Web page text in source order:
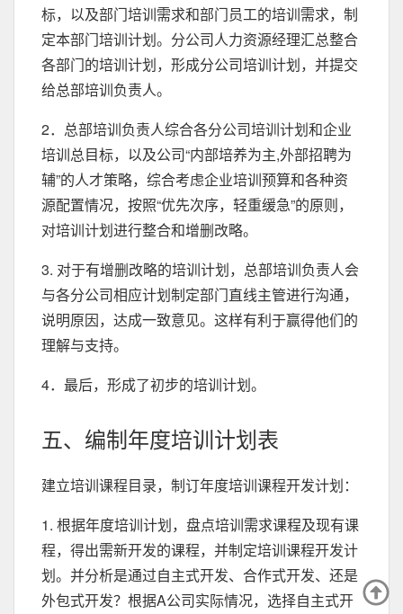
标，以及部门培训需求和部门员工的培训需求，制
定本部门培训计划。分公司人力资源经理汇总整合
各部门的培训计划，形成分公司培训计划，并提交
给总部培训负责人。
2．总部培训负责人综合各分公司培训计划和企业
培训总目标，以及公司“内部培养为主,外部招聘为
辅”的人才策略，综合考虑企业培训预算和各种资
源配置情况，按照“优先次序，轻重缓急”的原则，
对培训计划进行整合和增删改略。
3. 对于有增删改略的培训计划，总部培训负责人会
与各分公司相应计划制定部门直线主管进行沟通，
说明原因，达成一致意见。这样有利于赢得他们的
理解与支持。
4．最后，形成了初步的培训计划。
五、编制年度培训计划表
建立培训课程目录，制订年度培训课程开发计划：
1. 根据年度培训计划，盘点培训需求课程及现有课
程，得出需新开发的课程，并制定培训课程开发计
划。并分析是通过自主式开发、合作式开发、还是
外包式开发？根据A公司实际情况，选择自主式开